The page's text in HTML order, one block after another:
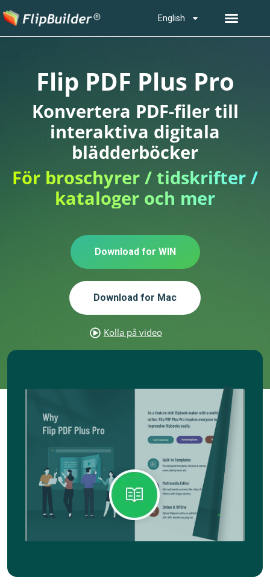
English
Flip PDF Plus Pro
Konvertera PDF-filer till
interaktiva digitala
blädderböcker
För broschyrer / tidskrifter /
kataloger och mer
Download for WIN
Download for Mac
Kolla på video